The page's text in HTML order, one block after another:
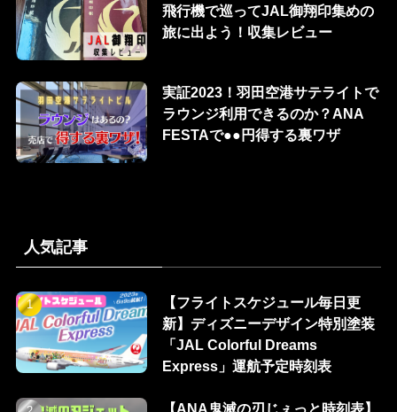
飛行機で巡ってJAL御翔印集めの
旅に出よう！収集レビュー
実証2023！羽田空港サテライトで
ラウンジ利用できるのか？ANA
FESTAで●●円得する裏ワザ
人気記事
【フライトスケジュール毎日更
新】ディズニーデザイン特別塗装
「JAL Colorful Dreams
Express」運航予定時刻表
【ANA鬼滅の刃じぇっと時刻表】